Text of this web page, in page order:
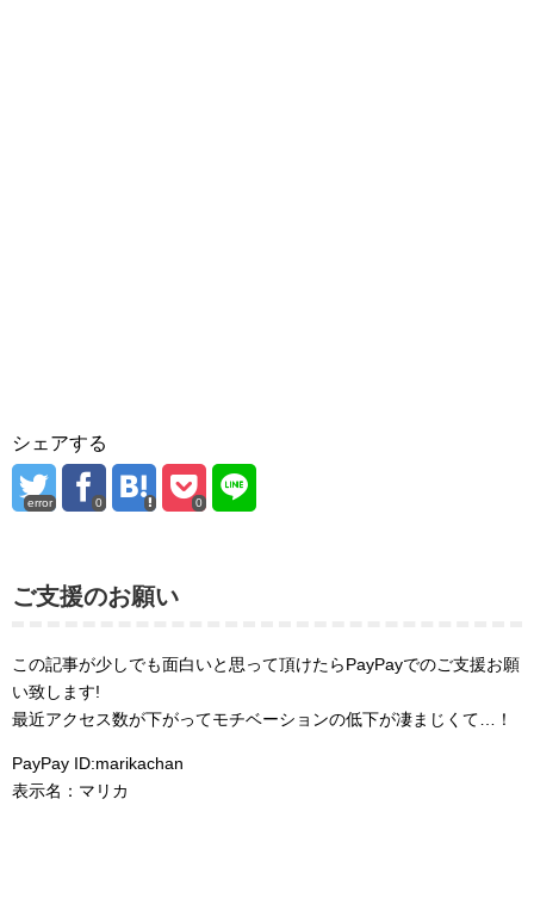
シェアする
error 0 0
ご支援のお願い
この記事が少しでも面白いと思って頂けたらPayPayでのご支援お願
い致します!
最近アクセス数が下がってモチベーションの低下が凄まじくて…！
PayPay ID:marikachan
表示名：マリカ